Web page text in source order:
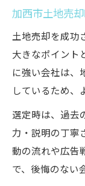
加西市土地売
土地売却を成功
大きなポイント
に強い会社は、
しているため、
選定時は、過去
力・説明の丁寧
動の流れや広告
で、後悔のない